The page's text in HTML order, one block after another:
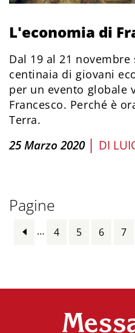
L'economia di
Dal 19 al 21
centinaia di giovani
per un evento globale
Francesco. Perché è
Terra.
25 Marzo 2020 | DI
Pagine
… 4 5 6 7